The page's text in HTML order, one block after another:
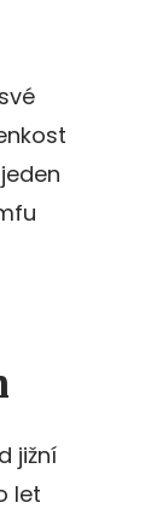
jižní
let